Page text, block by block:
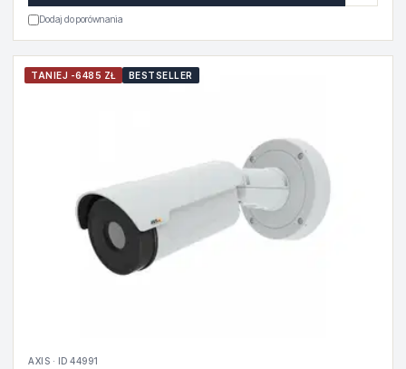
Dodaj do porównania
TANIEJ -6485 ZŁ BESTSELLER
AXIS · ID 44991